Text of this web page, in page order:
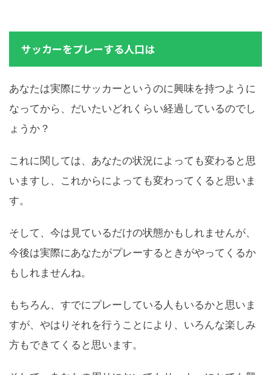
サッカーをプレーする人口は
あなたは実際にサッカーというのに興味を持つように
なってから、だいたいどれくらい経過しているのでし
ょうか？
これに関しては、あなたの状況によっても変わると思
いますし、これからによっても変わってくると思いま
す。
そして、今は見ているだけの状態かもしれませんが、
今後は実際にあなたがプレーするときがやってくるか
もしれませんね。
もちろん、すでにプレーしている人もいるかと思いま
すが、やはりそれを行うことにより、いろんな楽しみ
方もできてくると思います。